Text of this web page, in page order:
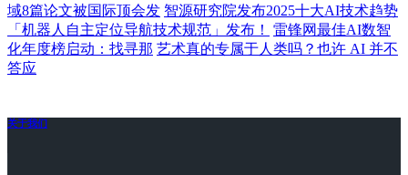
域8篇论文被国际顶会发 智源研究院发布2025十大AI技术趋势
「机器人自主定位导航技术规范」发布！
雷锋网最佳AI数智
化年度榜启动：找寻那 艺术真的专属于人类吗？也许 AI 并不
答应
关于我们